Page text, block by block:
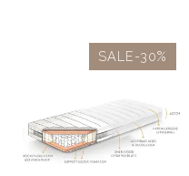
SALE-30%